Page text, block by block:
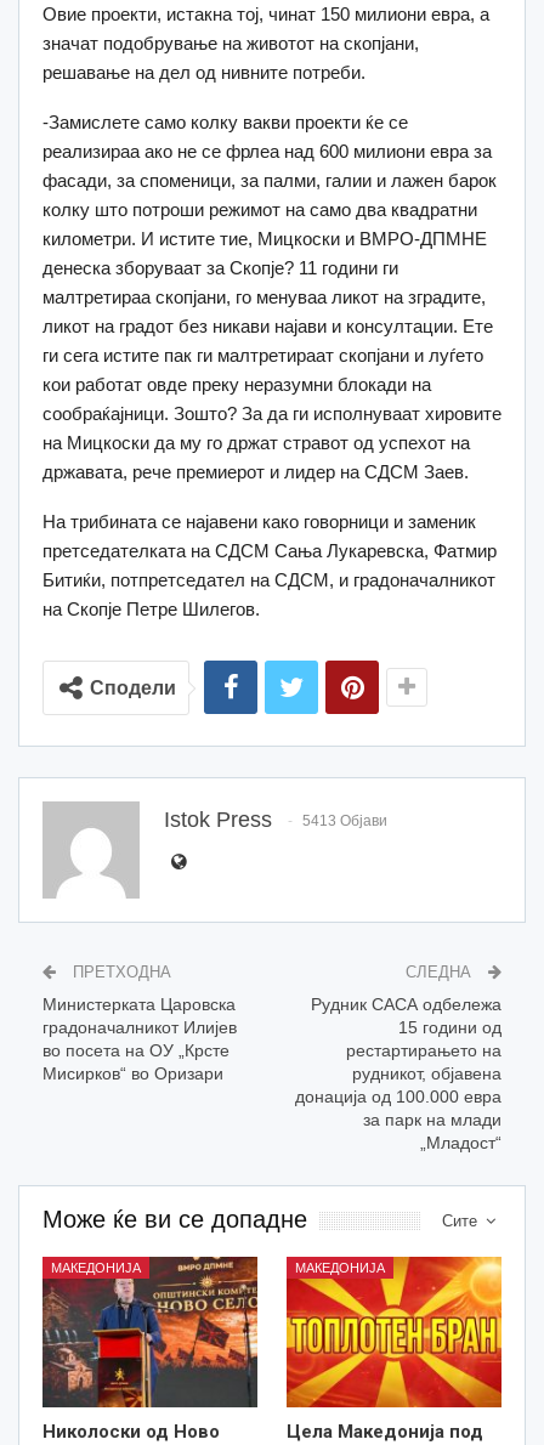
Овие проекти, истакна тој, чинат 150 милиони евра, а
значат подобрување на животот на скопјани,
решавање на дел од нивните потреби.
-Замислете само колку вакви проекти ќе се
реализираа ако не се фрлеа над 600 милиони евра за
фасади, за споменици, за палми, галии и лажен барок
колку што потроши режимот на само два квадратни
километри. И истите тие, Мицкоски и ВМРО-ДПМНЕ
денеска зборуваат за Скопје? 11 години ги
малтретираа скопјани, го менуваа ликот на зградите,
ликот на градот без никави најави и консултации. Ете
ги сега истите пак ги малтретираат скопјани и луѓето
кои работат овде преку неразумни блокади на
сообраќајници. Зошто? За да ги исполнуваат хировите
на Мицкоски да му го држат стравот од успехот на
државата, рече премиерот и лидер на СДСМ Заев.
На трибината се најавени како говорници и заменик
претседателката на СДСМ Сања Лукаревска, Фатмир
Битиќи, потпретседател на СДСМ, и градоначалникот
на Скопје Петре Шилегов.
Сподели
Istok Press 5413 Објави
ПРЕТХОДНА
Министерката Царовска
градоначалникот Илијев
во посета на ОУ „Крсте
Мисирков“ во Оризари
СЛЕДНА
Рудник САСА одбележа
15 години од
рестартирањето на
рудникот, објавена
донација од 100.000 евра
за парк на млади
„Младост“
Сите
Може ќе ви се допадне
МАКЕДОНИЈА
Николоски од Ново
МАКЕДОНИЈА
Цела Македонија под